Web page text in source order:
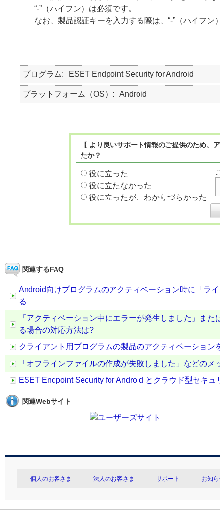
“-”（ハイフン）は必須です。
なお、製品認証キーを入力する際は、“-”（ハイフン
プログラム ESET Endpoint Security for Android
プラットフォーム（OS） Android
【 より良いサポート情報のご提供のため
たか？
役に立った
役に立たなかった
役に立ったが、わかりづらかった
関連するFAQ
Android向けプログラムのアクティベーション時に「ラ
る
「アクティベーション中にエラーが発生しました」ま
る場合の対応方法は?
クライアント用プログラムの製品のアクティベーション
「オフラインファイルの作成が失敗しました」などの
ESET Endpoint Security for Android とクラウド型セキ
関連Webサイト
個人のお客さま 法人のお客さま サポート お知